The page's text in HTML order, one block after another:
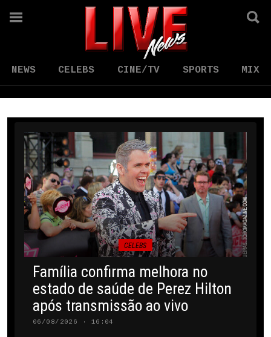
NEWS CELEBS CINE/TV SPORTS MIX
CELEBS
Família confirma melhora no
estado de saúde de Perez Hilton
após transmissão ao vivo
06/08/2026 · 16:04